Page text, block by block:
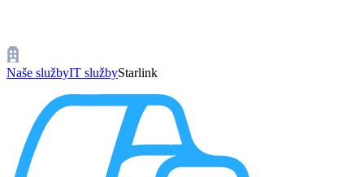
Naše službyIT službyStarlink